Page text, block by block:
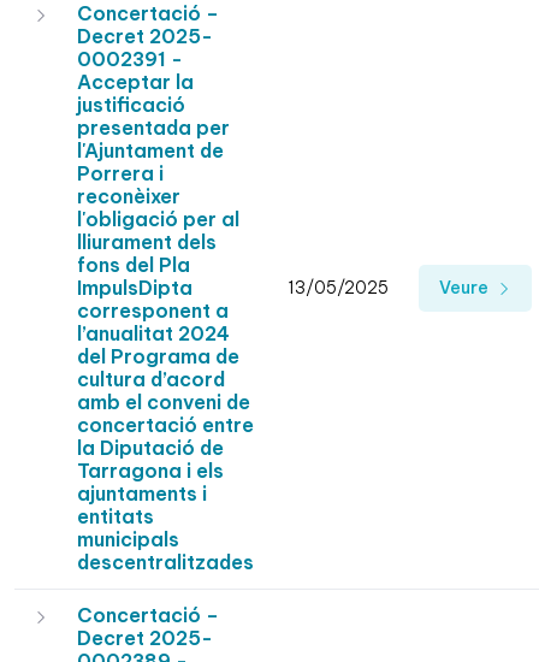
Concertació –
Decret 2025-
0002391 -
Acceptar la
justificació
presentada per
l'Ajuntament de
Porrera i
reconèixer
l'obligació per al
lliurament dels
fons del Pla
ImpulsDipta
corresponent a
l’anualitat 2024
del Programa de
cultura d’acord
amb el conveni de
concertació entre
la Diputació de
Tarragona i els
ajuntaments i
entitats
municipals
descentralitzades
13/05/2025 Veure
Concertació –
Decret 2025-